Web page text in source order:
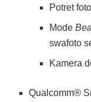
Potret
Mode
swafoto
Kamera
Qualcomm®